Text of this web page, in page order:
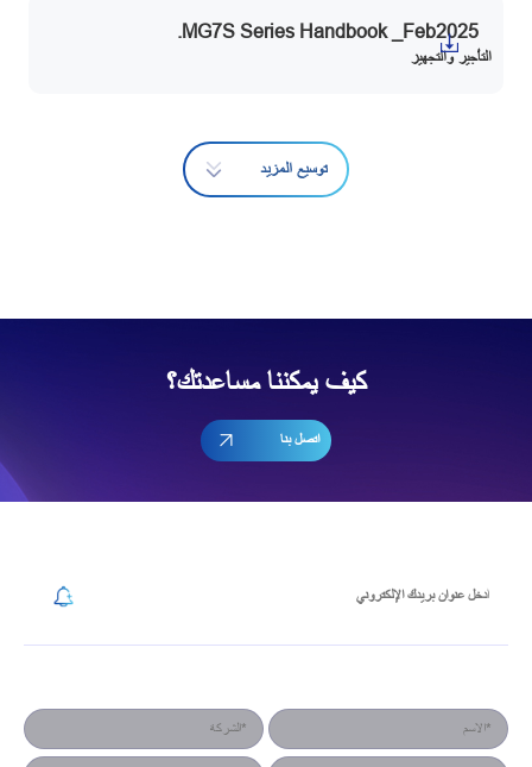
MG7S Series Handbook _Feb2025.
التأجير والتجهيز
توسيع المزيد
كيف يمكننا مساعدتك؟
اتصل بنا